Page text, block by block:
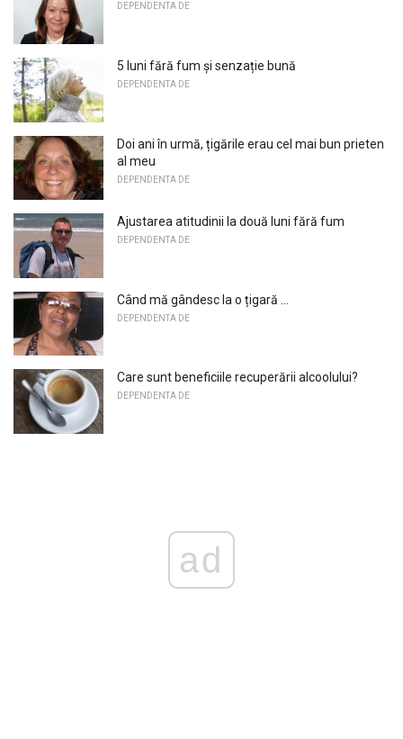
DEPENDENTA DE
5 luni fără fum și senzație bună
DEPENDENTA DE
Doi ani în urmă, țigările erau cel mai bun prieten
al meu
DEPENDENTA DE
Ajustarea atitudinii la două luni fără fum
DEPENDENTA DE
Când mă gândesc la o țigară ...
DEPENDENTA DE
Care sunt beneficiile recuperării alcoolului?
DEPENDENTA DE
ad